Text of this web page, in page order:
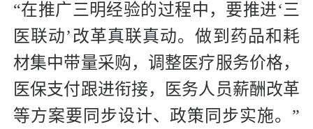
“在推广三明经验的过程中，要推进‘三
医联动’改革真联真动。做到药品和耗
材集中带量采购，调整医疗服务价格，
医保支付跟进衔接，医务人员薪酬改革
等方案要同步设计、政策同步实施。”